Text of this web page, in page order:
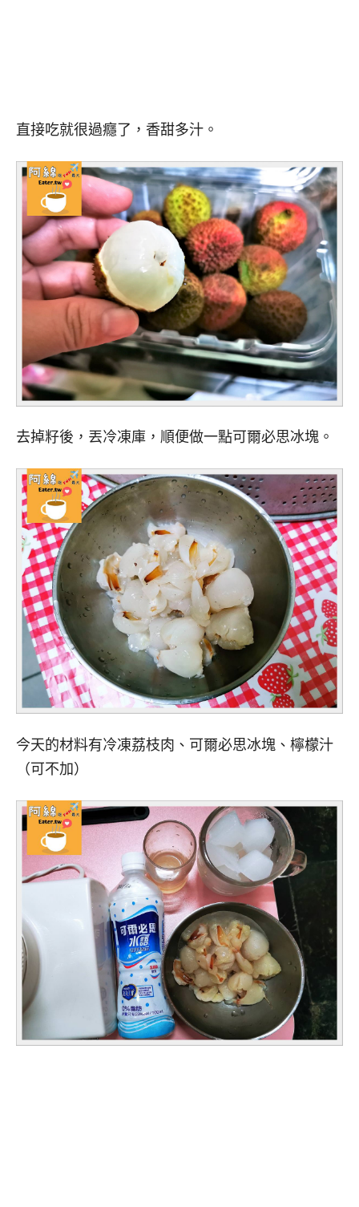
直接吃就很過癮了，香甜多汁。
去掉籽後，丟冷凍庫，順便做一點可爾必思冰塊。
今天的材料有冷凍荔枝肉、可爾必思冰塊、檸檬汁
（可不加）